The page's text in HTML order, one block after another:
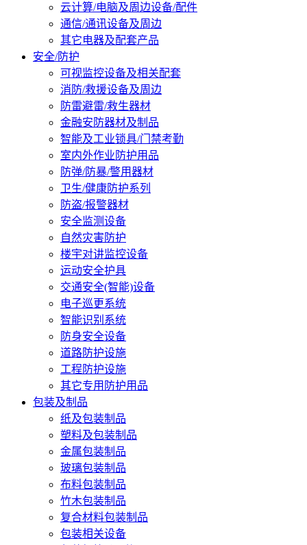
云计算/电脑及周边设备/配件
通信/通讯设备及周边
其它电器及配套产品
安全/防护
可视监控设备及相关配套
消防/救援设备及周边
防雷避雷/救生器材
金融安防器材及制品
智能及工业锁具/门禁考勤
室内外作业防护用品
防弹/防暴/警用器材
卫生/健康防护系列
防盗/报警器材
安全监测设备
自然灾害防护
楼宇对讲监控设备
运动安全护具
交通安全(智能)设备
电子巡更系统
智能识别系统
防身安全设备
道路防护设施
工程防护设施
其它专用防护用品
包装及制品
纸及包装制品
塑料及包装制品
金属包装制品
玻璃包装制品
布料包装制品
竹木包装制品
复合材料包装制品
包装相关设备